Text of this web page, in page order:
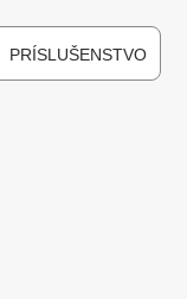
PRÍSLUŠENSTVO